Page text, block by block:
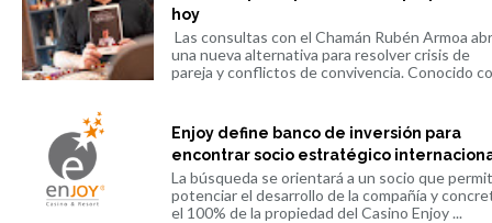
hoy
Las consultas con el Chamán Rubén Armoa
una nueva alternativa para resolver crisis de
pareja y conflictos de convivencia. Conocido
Enjoy define banco de inversión para
encontrar socio estratégico
La búsqueda se orientará a un socio que
potenciar el desarrollo de la compañía y
el 100% de la propiedad del Casino Enjoy ...